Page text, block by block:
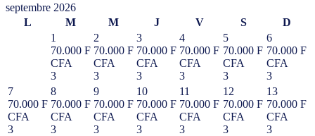
septembre 2026
L
M M J V S
D
1
70.000 F
CFA
3
2
70.000 F
CFA
3
3
70.000 F
CFA
3
4
70.000 F
CFA
3
5
70.000 F
CFA
3
6
70.000 F
CFA
3
7
70.000 F
CFA
3
8
70.000 F
CFA
3
9
70.000 F
CFA
3
10
70.000 F
CFA
3
11
70.000 F
CFA
3
12
70.000 F
CFA
3
13
70.000 F
CFA
3